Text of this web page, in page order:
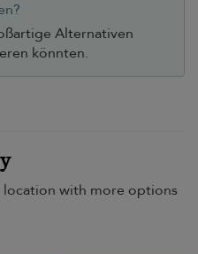
Alternativen
könnten.
with more options